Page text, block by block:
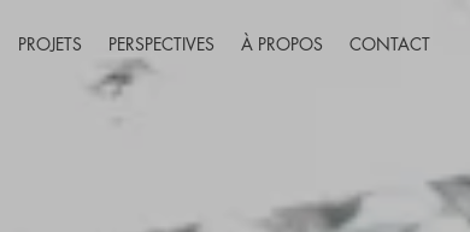
PROJETS PERSPECTIVES À PROPOS CONTACT